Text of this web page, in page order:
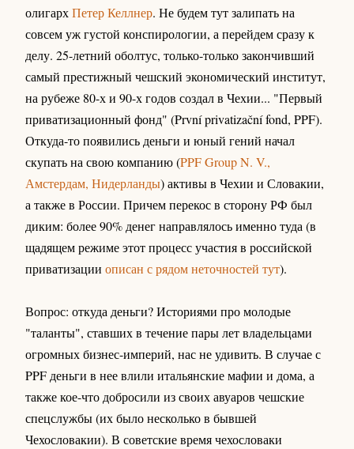
олигархПетер Келлнер. Не будем тут залипать на
совсем уж густой конспирологии, а перейдем сразу к
делу. 25-летний оболтус, только-только закончивший
самый престижный чешский экономический институт,
на рубеже 80-х и 90-х годов создал в Чехии... "Первый
приватизационный фонд" (První privatizační fond, PPF).
Откуда-то появились деньги и юный гений начал
скупать на свою компанию (PPF Group N. V.,
Амстердам, Нидерланды) активы в Чехии и Словакии,
а также в России. Причем перекос в сторону РФ был
диким: более 90% денег направлялось именно туда (в
щадящем режиме этот процесс участия в российской
приватизации описан с рядом неточностей тут).
Вопрос: откуда деньги? Историями про молодые
"таланты", ставших в течение пары лет владельцами
огромных бизнес-империй, нас не удивить. В случае с
PPF деньги в нее влили итальянские мафии и дома, а
также кое-что добросили из своих авуаров чешские
спецслужбы (их было несколько в бывшей
Чехословакии). В советские время чехословаки